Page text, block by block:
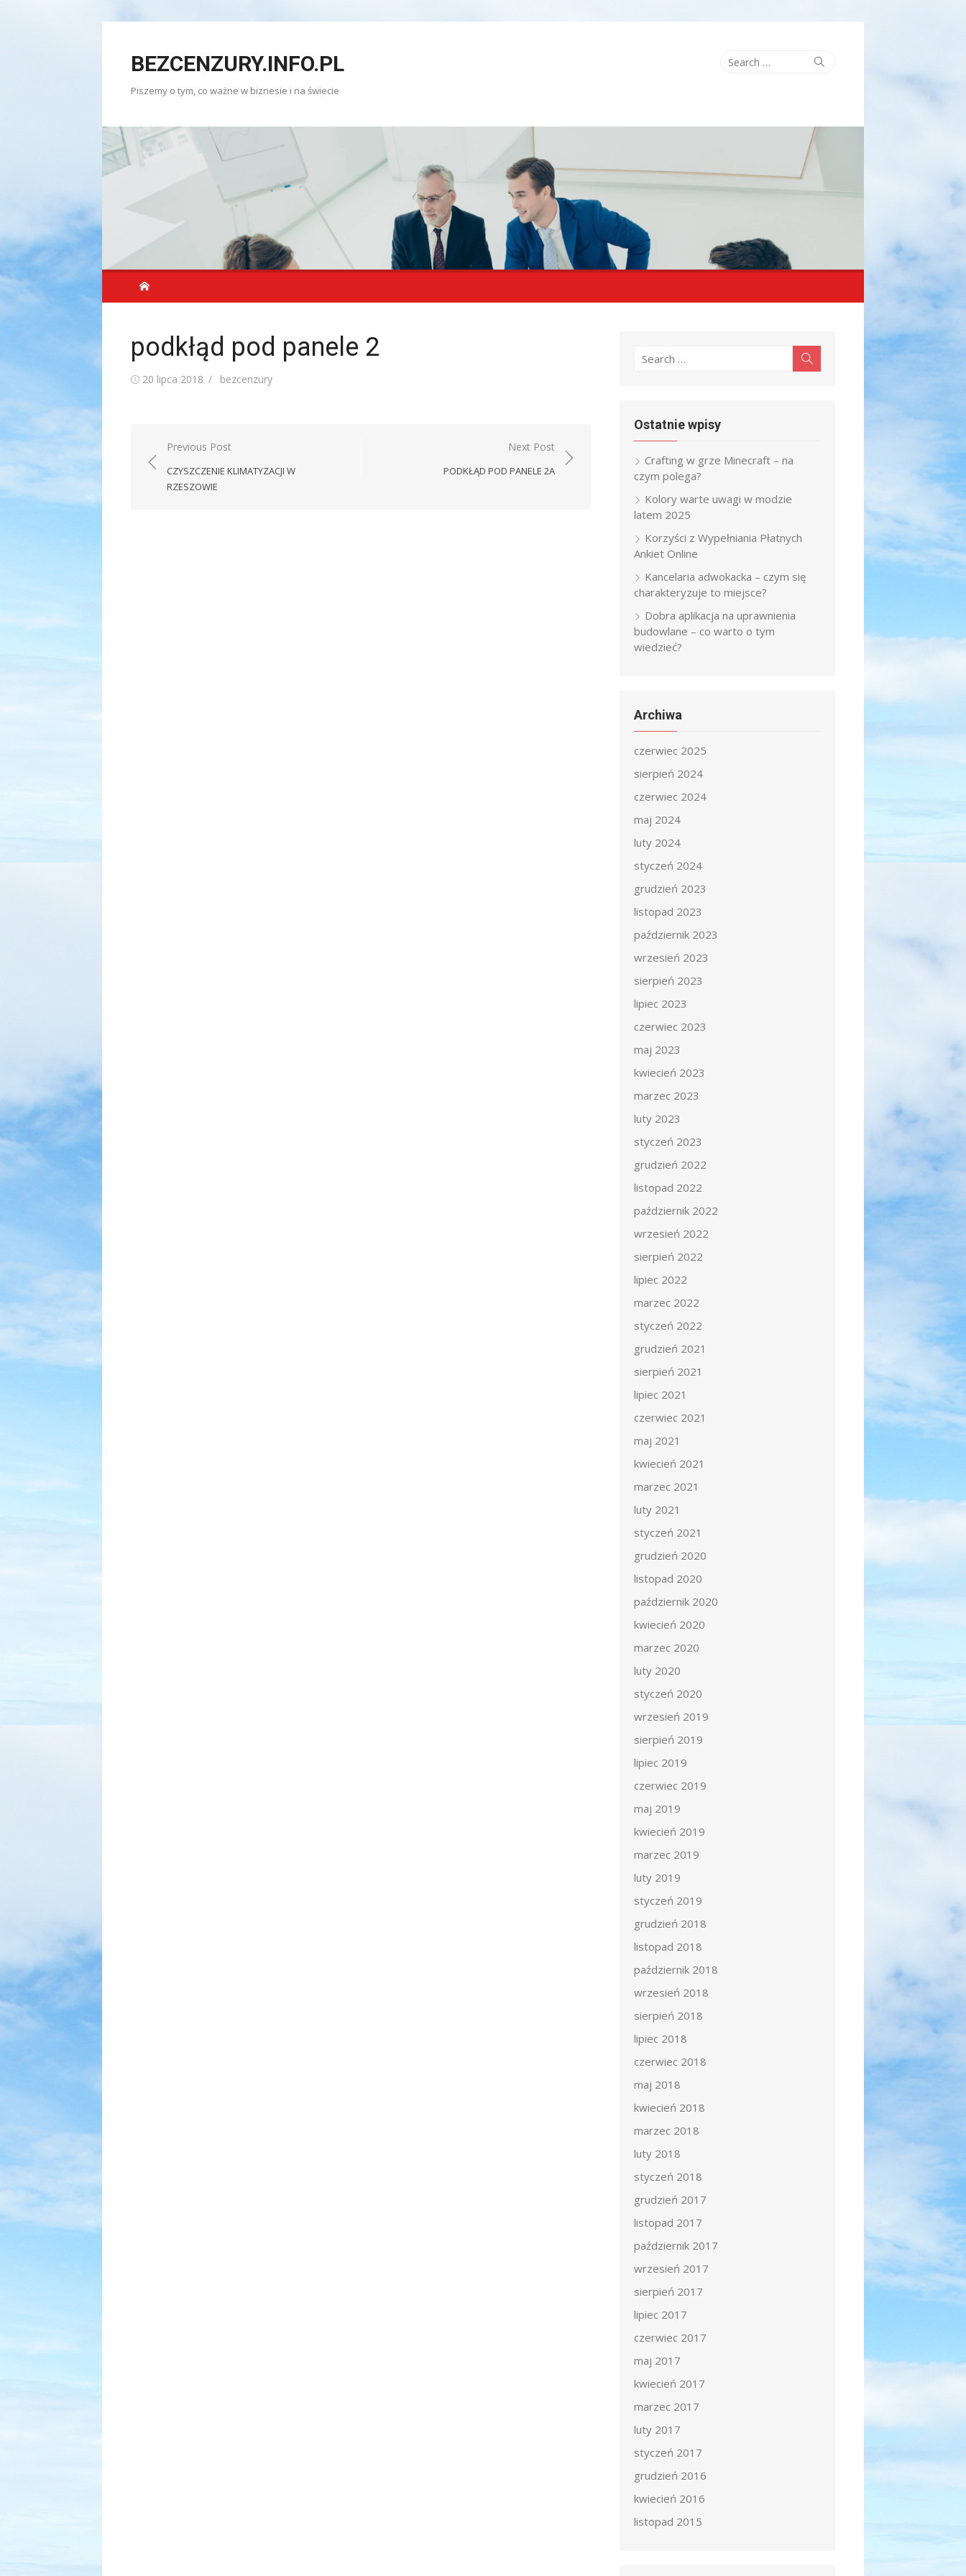
BEZCENZURY.INFO.PL
Piszemy o tym, co ważne w biznesie i na świecie
Search
Search
podkłąd pod panele 2
Posted
20 lipca 2018 Author
bezcenzury
Nawigacja
wpisu
Previous Post
CZYSZCZENIE KLIMATYZACJI W
RZESZOWIE
Next Post
PODKŁĄD POD PANELE 2A
Search
Ostatnie wpisy
Crafting w grze Minecraft – na
czym polega?
Kolory warte uwagi w modzie
latem 2025
Korzyści z Wypełniania Płatnych
Ankiet Online
Kancelaria adwokacka – czym się
charakteryzuje to miejsce?
Dobra aplikacja na uprawnienia
budowlane – co warto o tym
wiedzieć?
Archiwa
czerwiec 2025
sierpień 2024
czerwiec 2024
maj 2024
luty 2024
styczeń 2024
grudzień 2023
listopad 2023
październik 2023
wrzesień 2023
sierpień 2023
lipiec 2023
czerwiec 2023
maj 2023
kwiecień 2023
marzec 2023
luty 2023
styczeń 2023
grudzień 2022
listopad 2022
październik 2022
wrzesień 2022
sierpień 2022
lipiec 2022
marzec 2022
styczeń 2022
grudzień 2021
sierpień 2021
lipiec 2021
czerwiec 2021
maj 2021
kwiecień 2021
marzec 2021
luty 2021
styczeń 2021
grudzień 2020
listopad 2020
październik 2020
kwiecień 2020
marzec 2020
luty 2020
styczeń 2020
wrzesień 2019
sierpień 2019
lipiec 2019
czerwiec 2019
maj 2019
kwiecień 2019
marzec 2019
luty 2019
styczeń 2019
grudzień 2018
listopad 2018
październik 2018
wrzesień 2018
sierpień 2018
lipiec 2018
czerwiec 2018
maj 2018
kwiecień 2018
marzec 2018
luty 2018
styczeń 2018
grudzień 2017
listopad 2017
październik 2017
wrzesień 2017
sierpień 2017
lipiec 2017
czerwiec 2017
maj 2017
kwiecień 2017
marzec 2017
luty 2017
styczeń 2017
grudzień 2016
kwiecień 2016
listopad 2015